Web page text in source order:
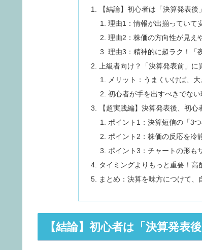
【結論】初心者は「決算発表後
理由1：情報が出揃っていて
理由2：株価の方向性が見え
理由3：精神的に超ラク！「
上級者向け？「決算発表前」
メリット：うまくいけば、
初心者が手を出すべきでない
【超実践編】決算発表後、初
ポイント1：決算短信の「3
ポイント2：株価の反応を冷
ポイント3：チャートの形も
タイミングよりもっと重要！高
まとめ：決算を味方につけて、
【結論】初心者は「決算発表